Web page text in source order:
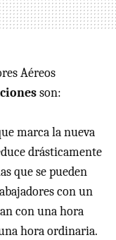
Aéreos
son:
marca la nueva
drásticamente
que se pueden
con un
con una hora
hora ordinaria.